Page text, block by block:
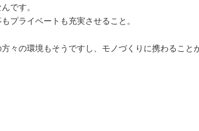
です。
プライベートも充実させること。
々の環境もそうですし、モノづくりに携わるこ